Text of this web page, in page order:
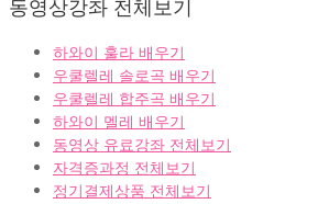
동영상강좌 전체보기
하와이 훌라 배우기
우쿨렐레 솔로곡 배우기
우쿨렐레 합주곡 배우기
하와이 멜레 배우기
동영상 유료강좌 전체보기
자격증과정 전체보기
정기결제상품 전체보기